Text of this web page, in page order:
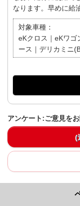
なります。早めに給
対象車種：
eKクロス｜eKワゴ
ース｜デリカミニ
アンケート:ご意見を
(